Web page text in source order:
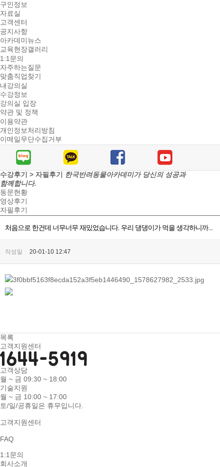
구인정보
자료실
고객센터
공지사항
아카데미뉴스
교육현장갤러리
1:1문의
자주하는질문
맞춤직업찾기
내강의실
수강정보
강의실 입장
약관 및 정책
이용약관
개인정보처리방침
이메일무단수집거부
수강후기 > 자필후기
한국반려동물아카데미가 당신의 성공과
함께합니다.
동문현황
영상후기
자필후기
처음으로 한건데 너무너무 재밌었습니다. 우리 댕댕이가 먹을 생각하니까...
작성일 20-01-10 12:47
목록
고객지원센터
고객상담
월 ~ 금 09:30 ~ 18:00
기술지원
월 ~ 금 10:00 ~ 17:00
토/일/공휴일은 휴무입니다.
고객지원센터
FAQ
1:1문의
회사소개